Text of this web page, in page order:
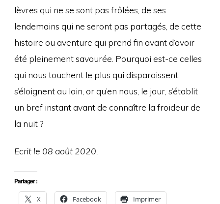
lèvres qui ne se sont pas frôlées, de ses
lendemains qui ne seront pas partagés, de cette
histoire ou aventure qui prend fin avant d’avoir
été pleinement savourée. Pourquoi est-ce celles
qui nous touchent le plus qui disparaissent,
s’éloignent au loin, or qu’en nous, le jour, s’établit
un bref instant avant de connaître la froideur de
la nuit ?
Ecrit le 08 août 2020.
Partager :
X Facebook Imprimer